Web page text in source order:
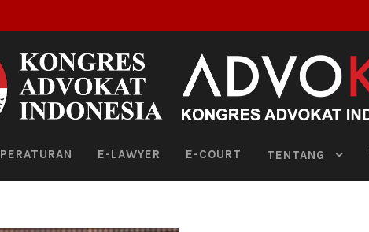
PERATURAN E-LAWYER E-COURT TENTANG